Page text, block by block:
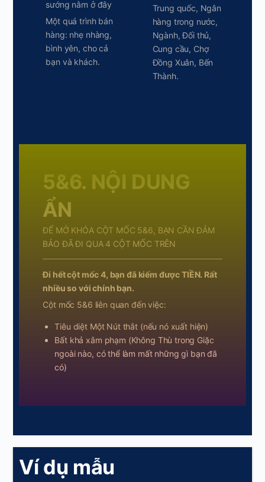
sướng nằm ở đây
Một quá trình bán
hàng: nhẹ nhàng,
bình yên, cho cả
bạn và khách.
Trung quốc, Ngân
hàng trong nước,
Ngành, Đối thủ,
Cung cầu, Chợ
Đồng Xuân, Bến
Thành.
5&6. NỘI DUNG
ẨN
ĐỂ MỞ KHÓA CỘT MỐC 5&6, BẠN CẦN ĐẢM
BẢO ĐÃ ĐI QUA 4 CỘT MỐC TRÊN
Đi hết cột mốc 4, bạn đã kiếm được TIỀN. Rất
nhiều so với chính bạn.
Cột mốc 5&6 liên quan đến việc:
Tiêu diệt Một Nút thắt (nếu nó xuất hiện)
Bất khả xâm phạm (Không Thù trong Giặc
ngoài nào, có thể làm mất những gì bạn đã
có)
Ví dụ mẫu